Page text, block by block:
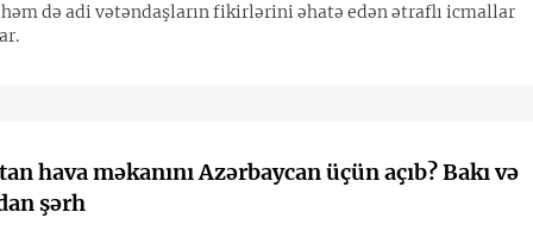
həm də adi vətəndaşların fikirlərini əhatə edən ətraflı icmallar
hava məkanını Azərbaycan üçün açıb? Bakı və
şərh